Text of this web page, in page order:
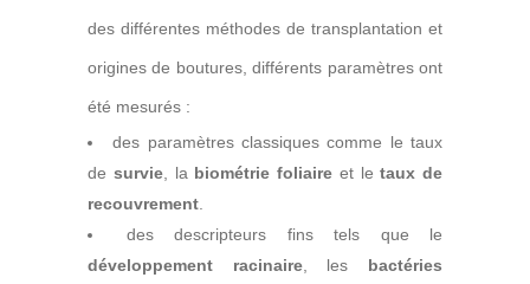
des différentes méthodes de transplantation et
origines de boutures, différents paramètres ont
été mesurés :
des paramètres classiques comme le taux
de survie, la biométrie foliaire et letaux de
recouvrement
des descripteurs fins tels que le
développement racinaire, les bactéries